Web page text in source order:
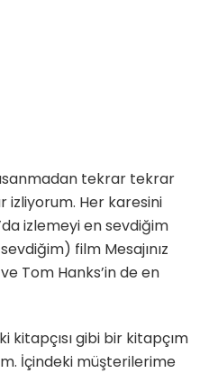
tekrar tekrar
izliyorum. Her karesini
izlemeyi en sevdiğim
film Mesajınız
Tom Hanks’in de en
kitapçısı gibi bir kitapçım
İçindeki müşterilerime